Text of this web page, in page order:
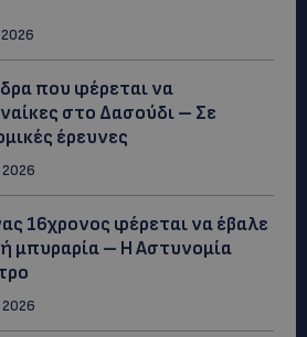
που φέρεται να
στο Δασούδι – Σε
έρευνες
16χρονος φέρεται να έβαλε
μπυραρία – Η Αστυνομία